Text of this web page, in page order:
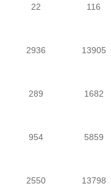
22 116
2936 13905
289 1682
954 5859
2550 13798